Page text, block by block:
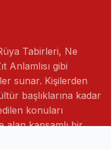
Tabirleri, Ne
Anlamlısı gibi
sunar. Kişilerden
başlıklarına kadar
konuları
alan kapsamlı bir